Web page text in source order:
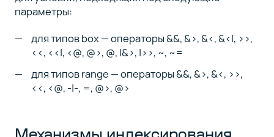
параметры:
для типов box — операторы &&, &>, &<, &<|, >>,
<<, <<|, <@, @>, @, |&>, |>>, ~, ~=
для типов range — операторы &&, &>, &<, >>,
<<, <@, -|-, =, @>, @>